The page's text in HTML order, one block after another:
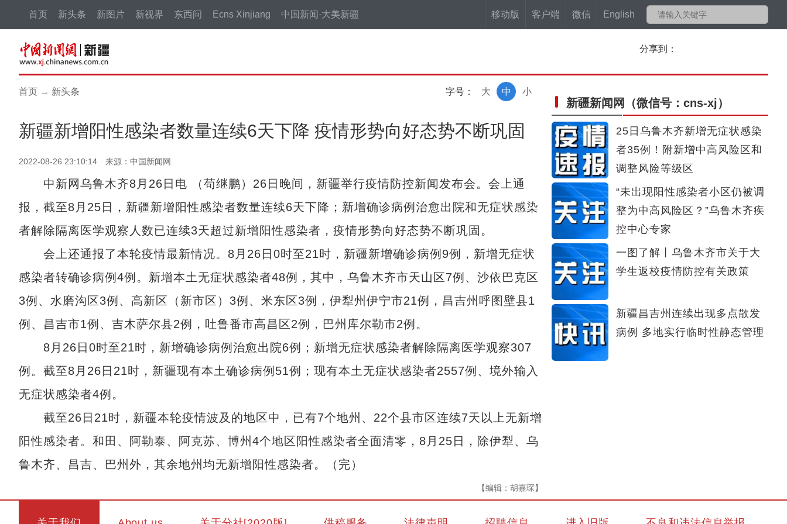
移动版 客户端 微信 English
首页 新头条 新图片 新视界 东西问 Ecns Xinjiang 中国新闻·大美新疆
分享到：
首页 → 新头条 字号： 小
中
大
新疆新增阳性感染者数量连续6天下降 疫情形势向好态势不断巩固
2022-08-26 23:10:14 来源：中国新闻网
中新网乌鲁木齐8月26日电 （苟继鹏）26日晚间，新疆举行疫情防控新闻发布会。会上通
报，截至8月25日，新疆新增阳性感染者数量连续6天下降；新增确诊病例治愈出院和无症状感染
者解除隔离医学观察人数已连续3天超过新增阳性感染者，疫情形势向好态势不断巩固。
会上还通报了本轮疫情最新情况。8月26日0时至21时，新疆新增确诊病例9例，新增无症状
感染者转确诊病例4例。新增本土无症状感染者48例，其中，乌鲁木齐市天山区7例、沙依巴克区
3例、水磨沟区3例、高新区（新市区）3例、米东区3例，伊犁州伊宁市21例，昌吉州呼图壁县1
例、昌吉市1例、吉木萨尔县2例，吐鲁番市高昌区2例，巴州库尔勒市2例。
8月26日0时至21时，新增确诊病例治愈出院6例；新增无症状感染者解除隔离医学观察307
例。截至8月26日21时，新疆现有本土确诊病例51例；现有本土无症状感染者2557例、境外输入
无症状感染者4例。
截至26日21时，新疆本轮疫情波及的地区中，已有7个地州、22个县市区连续7天以上无新增
阳性感染者。和田、阿勒泰、阿克苏、博州4个地区阳性感染者全面清零，8月25日，除伊犁、乌
鲁木齐、昌吉、巴州外，其余地州均无新增阳性感染者。（完）
【编辑：胡嘉琛】
新疆新闻网 （微信号：cns-xj）
25日乌鲁木齐新增无症状感染
者35例！附新增中高风险区和
调整风险等级区
“未出现阳性感染者小区仍被调
整为中高风险区？”乌鲁木齐疾
控中心专家
一图了解丨乌鲁木齐市关于大
学生返校疫情防控有关政策
新疆昌吉州连续出现多点散发
病例 多地实行临时性静态管理